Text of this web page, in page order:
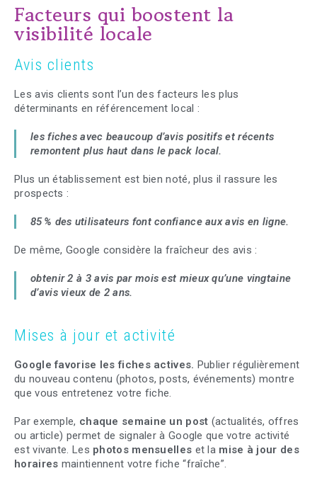
Facteurs qui boostent la
visibilité locale
Avis clients
Les avis clients sont l’un des facteurs les plus
déterminants en référencement local :
les fiches avec beaucoup d’avis positifs et récents
remontent plus haut dans le pack local.
Plus un établissement est bien noté, plus il rassure les
prospects :
85 % des utilisateurs font confiance aux avis en ligne.
De même, Google considère la fraîcheur des avis :
obtenir 2 à 3 avis par mois est mieux qu’une vingtaine
d’avis vieux de 2 ans.
Mises à jour et activité
Google favorise les fiches actives. Publier régulièrement
du nouveau contenu (photos, posts, événements) montre
que vous entretenez votre fiche.
Par exemple, chaque semaine un post (actualités, offres
ou article) permet de signaler à Google que votre activité
est vivante. Les photos mensuelles et la mise à jour des
horaires maintiennent votre fiche “fraîche”.